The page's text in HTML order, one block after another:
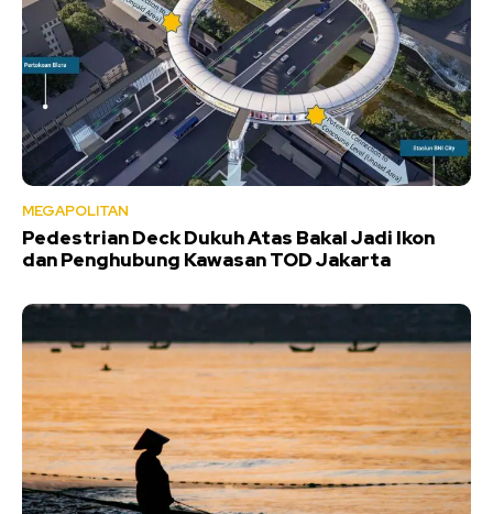
MEGAPOLITAN
Pedestrian Deck Dukuh Atas Bakal Jadi Ikon
dan Penghubung Kawasan TOD Jakarta